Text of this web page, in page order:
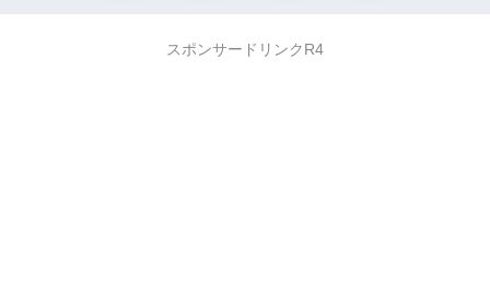
スポンサードリンクR4